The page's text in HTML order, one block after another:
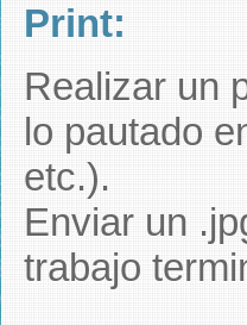
Print:
Realizar un
lo pautado
etc.).
Enviar un
trabajo